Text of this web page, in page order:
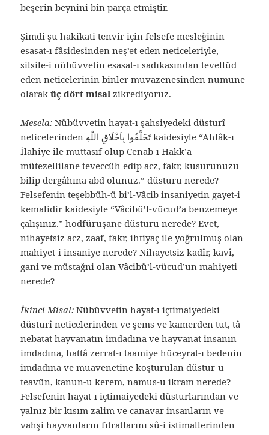
beşerin beynini bin parça etmiştir.
Şimdi şu hakikati tenvir için felsefe mesleğinin
esasat-ı fâsidesinden neş’et eden neticeleriyle,
silsile-i nübüvvetin esasat-ı sadıkasından tevellüd
eden neticelerinin binler muvazenesinden numune
olaraküç dört misal zikrediyoruz.
Mesela: Nübüvvetin hayat-ı şahsiyedeki düsturî
neticelerinden تَخَلَّقُوا بِاَخْلَاقِ اللّٰهِ kaidesiyle “Ahlâk-ı
İlahiye ile muttasıf olup Cenab-ı Hakk’a
mütezellilane teveccüh edip acz, fakr, kusurunuzu
bilip dergâhına abd olunuz.” düsturu nerede?
Felsefenin teşebbüh-ü bi’l-Vâcib insaniyetin gayet-i
kemalidir kaidesiyle “Vâcibü’l-vücud’a benzemeye
çalışınız.” hodfüruşane düsturu nerede? Evet,
nihayetsiz acz, zaaf, fakr, ihtiyaç ile yoğrulmuş olan
mahiyet-i insaniye nerede? Nihayetsiz kadîr, kavî,
gani ve müstağni olan Vâcibü’l-vücud’un mahiyeti
nerede?
İkinci Misal: Nübüvvetin hayat-ı içtimaiyedeki
düsturî neticelerinden ve şems ve kamerden tut, tâ
nebatat hayvanatın imdadına ve hayvanat insanın
imdadına, hattâ zerrat-ı taamiye hüceyrat-ı bedenin
imdadına ve muavenetine koşturulan düstur-u
teavün, kanun-u kerem, namus-u ikram nerede?
Felsefenin hayat-ı içtimaiyedeki düsturlarından ve
yalnız bir kısım zalim ve canavar insanların ve
vahşi hayvanların fıtratlarını sû-i istimallerinden